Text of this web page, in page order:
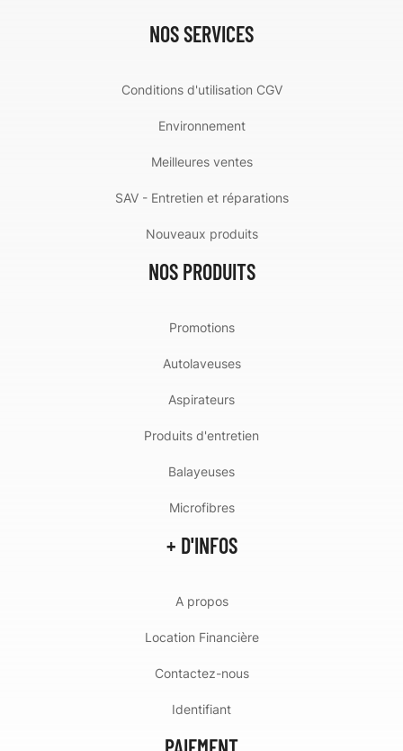
NOS SERVICES
Conditions d'utilisation CGV
Environnement
Meilleures ventes
SAV - Entretien et réparations
Nouveaux produits
NOS PRODUITS
Promotions
Autolaveuses
Aspirateurs
Produits d'entretien
Balayeuses
Microfibres
+ D'INFOS
A propos
Location Financière
Contactez-nous
Identifiant